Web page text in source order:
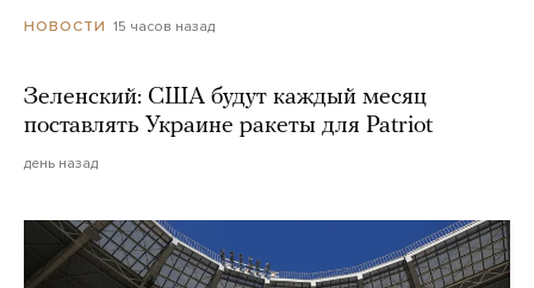
НОВОСТИ 15 часов назад
Зеленский: США будут каждый месяц
поставлять Украине ракеты для Patriot
день назад